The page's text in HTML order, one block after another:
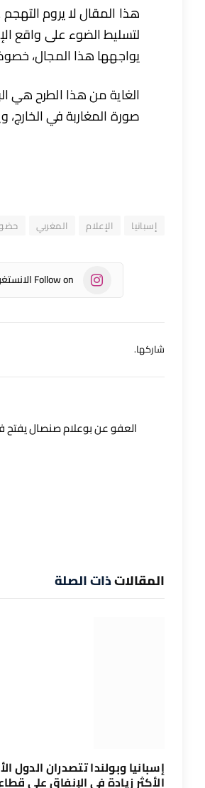
هذا المقال لا يروم
لتسليط الضوء على واقع
يواجهها هذا المجال،
الغاية من هذا الطرح هي
صورة المغاربة في الخارج،
إسبانيا الإعلام المغربي
Follow on الانستغرام
شاركها.
العفو عن بوعلام صنصال يفتح
المقالاتذات الصلة
إسبانيا وبولندا تتصدران الدول
الأكثر زيادة في الإنفاق على